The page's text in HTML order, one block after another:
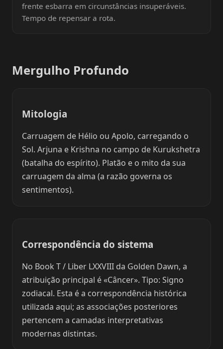
frente esbarra em circunstâncias insuperáveis.
Tempo de repensar a rota.
Mergulho Profundo
Mitologia
Carruagem de Hélio ou Apolo, carregando o
Sol. Arjuna e Krishna no campo de Kurukshetra
(batalha do espírito). Platão e o mito da sua
carruagem da alma (a razão governa os
sentimentos).
Correspondência do sistema
No Book T / Liber LXXVIII da Golden Dawn, a
atribuição principal é «Câncer». Tipo: Signo
zodiacal. Esta é a correspondência histórica
utilizada aqui; as associações posteriores
pertencem a camadas interpretativas
modernas distintas.